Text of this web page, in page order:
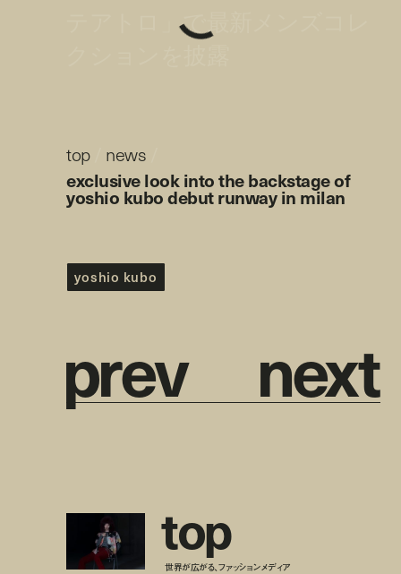
テアトロ」で最新メンズコレ
top/ news
exclusive look into the backstage of
yoshio kubo debut runway in milan
yoshio kubo
prev next
top
世界が広がる、ファッションメディア